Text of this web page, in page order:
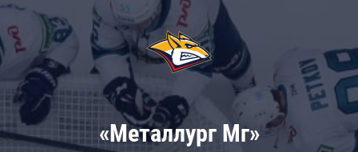
«Металлург Мг»